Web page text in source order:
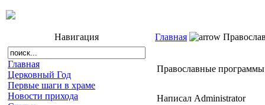
Навигация
Главная
Церковный Год
Первые шаги в храме
Новости прихода
Главная
Православные программы
Написал Administrator